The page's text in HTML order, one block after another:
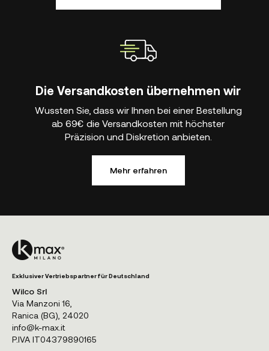
Die Versandkosten übernehmen wir
Wussten Sie, dass wir Ihnen bei einer Bestellung
ab 69€ die Versandkosten mit höchster
Präzision und Diskretion anbieten.
Mehr erfahren
Exklusiver Vertriebspartner für Deutschland
Wilco Srl
Via Manzoni 16,
Ranica (BG), 24020
info@k-max.it
P.IVA IT04379890165